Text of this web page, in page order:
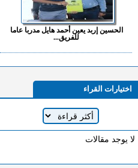
الحسين إربد يعين أحمد هايل مدربا عاما
للفريق...
اختيارات القراء
لا يوجد مقالات